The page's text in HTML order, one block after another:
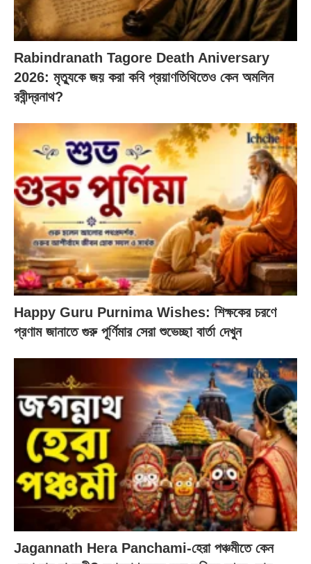
Rabindranath Tagore Death Aniversary
2026: মৃত্যুকে জয় করা কবি প্রয়াণতিথিতেও কেন অমলিন
রবীন্দ্রনাথ?
Happy Guru Purnima Wishes: শিক্ষকের চরণে
প্রণাম জানাতে গুরু পূর্ণিমার সেরা শুভেচ্ছা বার্তা দেখুন
Jagannath Hera Panchami-হেরা পঞ্চমীতে কেন